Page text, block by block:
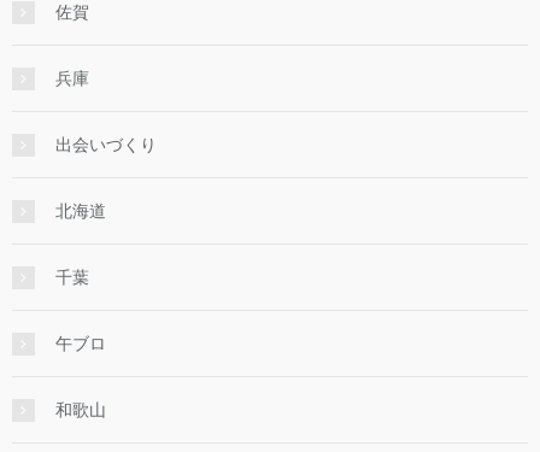
佐賀
兵庫
出会いづくり
北海道
千葉
午ブロ
和歌山